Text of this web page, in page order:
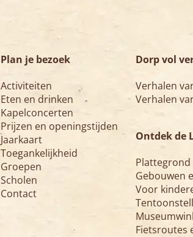
Plan je bezoek
Activiteiten
Eten en drinken
Kapelconcerten
Prijzen en openingstijden
Jaarkaart
Toegankelijkheid
Groepen
Scholen
Contact
Dorp vol
Verhalen
Verhalen
Ontdek de
Plattegrond
Gebouwen
Voor
Fietsroutes